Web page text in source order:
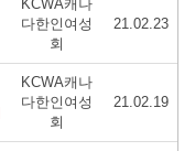
KCWA캐나
다한인여성
회
21.02.23
KCWA캐나
다한인여성
회
21.02.19